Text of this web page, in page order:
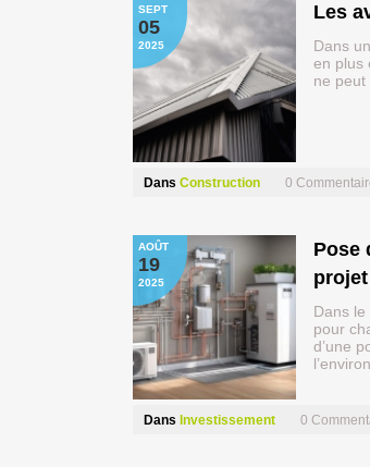
SEPT
05
2025
Les
Dans
en plus
ne
Dans Construction 0
AOÛT
19
2025
Pose de pompe à chaleur dans le Val d’Oise : réussir son
Dans
pour
d’une
Dans Investissement 0